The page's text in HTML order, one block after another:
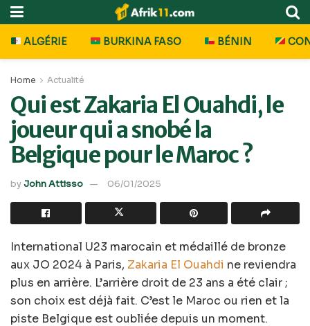
ALGÉRIE BURKINA FASO BÉNIN
Home Actualité
Qui est Zakaria El Ouahdi, le
joueur qui a snobé la
Belgique pour le Maroc ?
byJohn Attisso 06/01/2025
International U23 marocain et médaillé de bronze
aux JO 2024 à Paris, Zakaria El Ouahdi ne reviendra
plus en arrière. L’arrière droit de 23 ans a été clair ;
son choix est déjà fait. C’est le Maroc ou rien et la
piste Belgique est oubliée depuis un moment.